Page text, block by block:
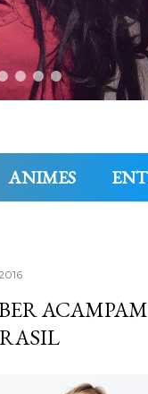
de todos os
ANIMES